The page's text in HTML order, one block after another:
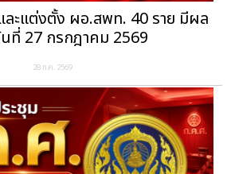
ะแต่งตั้ง ผอ.สพท. 40 ราย มีผล
ที่ 27 กรกฎาคม 2569
28 ก.ค. 2569